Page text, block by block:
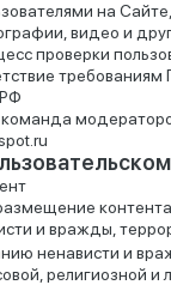
на Сайте,
видео и
проверки
требованиям
и вражды,
ненависти и
религиозной и